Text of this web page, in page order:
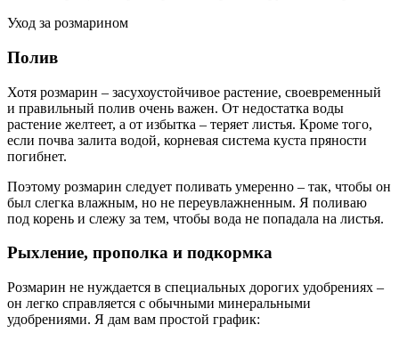
Уход за розмарином
Полив
Хотя розмарин – засухоустойчивое растение, своевременный
и правильный полив очень важен. От недостатка воды
растение желтеет, а от избытка – теряет листья. Кроме того,
если почва залита водой, корневая система куста пряности
погибнет.
Поэтому розмарин следует поливать умеренно – так, чтобы он
был слегка влажным, но не переувлажненным. Я поливаю
под корень и слежу за тем, чтобы вода не попадала на листья.
Рыхление, прополка и подкормка
Розмарин не нуждается в специальных дорогих удобрениях –
он легко справляется с обычными минеральными
удобрениями. Я дам вам простой график: